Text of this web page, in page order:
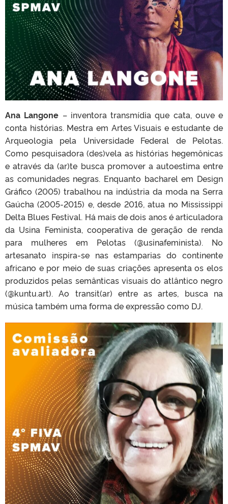
Ana Langone – inventora transmídia que cata, ouve e
conta histórias. Mestra em Artes Visuais e estudante de
Arqueologia pela Universidade Federal de Pelotas.
Como pesquisadora (des)vela as histórias hegemônicas
e através da (ar)te busca promover a autoestima entre
as comunidades negras. Enquanto bacharel em Design
Gráfico (2005) trabalhou na indústria da moda na Serra
Gaúcha (2005-2015) e, desde 2016, atua no Mississippi
Delta Blues Festival. Há mais de dois anos é articuladora
da Usina Feminista, cooperativa de geração de renda
para mulheres em Pelotas (@usinafeminista). No
artesanato inspira-se nas estamparias do continente
africano e por meio de suas criações apresenta os elos
produzidos pelas semânticas visuais do atlântico negro
(@kuntu.art). Ao transit(ar) entre as artes, busca na
música também uma forma de expressão como DJ.